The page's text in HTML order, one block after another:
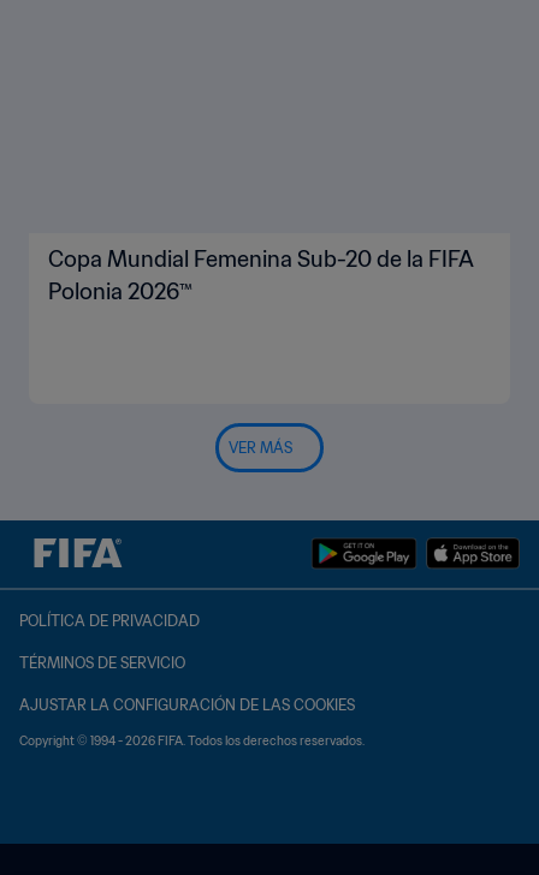
Copa Mundial Femenina Sub-20 de la FIFA
Polonia 2026™
VER MÁS
POLÍTICA DE PRIVACIDAD
TÉRMINOS DE SERVICIO
AJUSTAR LA CONFIGURACIÓN DE LAS COOKIES
Copyright © 1994 - 2026 FIFA. Todos los derechos reservados.